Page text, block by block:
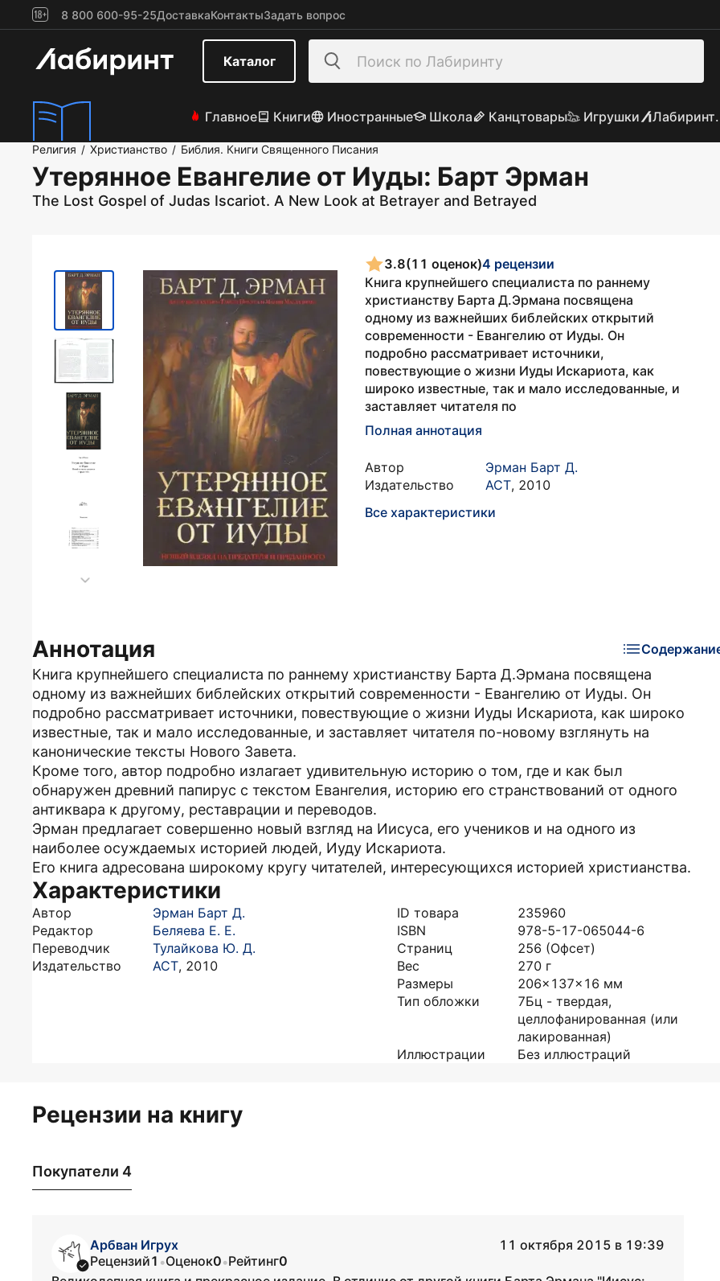
8 800 600-95-25ДоставкаКонтактыЗадать вопрос
Каталог
Главное Книги Иностранные Школа Канцтовары Игрушки
Религия / Христианство / Библия. Книги Священного Писания
Утерянное Евангелие от Иуды: Барт Эрман
The Lost Gospel of Judas Iscariot. A New Look at Betrayer and Betrayed
3.8(11 оценок)4 рецензии
Книга крупнейшего специалиста по раннему
христианству Барта Д.Эрмана посвящена
одному из важнейших библейских открытий
современности - Евангелию от Иуды. Он
подробно рассматривает источники,
повествующие о жизни Иуды Искариота, как
широко известные, так и мало исследованные, и
заставляет читателя по
Полная аннотация
Автор
Эрман Барт Д.
Издательство
АСТ, 2010
Все характеристики
Аннотация
Книга крупнейшего специалиста по раннему христианству Барта Д.Эрмана посвящена
одному из важнейших библейских открытий современности - Евангелию от Иуды. Он
подробно рассматривает источники, повествующие о жизни Иуды Искариота, как широко
известные, так и мало исследованные, и заставляет читателя по-новому взглянуть на
канонические тексты Нового Завета.
Кроме того, автор подробно излагает удивительную историю о том, где и как был
обнаружен древний папирус с текстом Евангелия, историю его странствований от одного
антиквара к другому, реставрации и переводов.
Эрман предлагает совершенно новый взгляд на Иисуса, его учеников и на одного из
наиболее осуждаемых историей людей, Иуду Искариота.
Его книга адресована широкому кругу читателей, интересующихся историей христианства.
Характеристики
Автор
Эрман Барт Д.
Редактор
Беляева Е. Е.
Переводчик
Тулайкова Ю. Д.
Издательство
АСТ, 2010
ID товара
235960
ISBN
978-5-17-065044-6
Страниц
256 (Офсет)
Вес
270 г
Размеры
206x137x16 мм
Тип обложки
7Бц - твердая,
целлофанированная (или
лакированная)
Иллюстрации
Без иллюстраций
Рецензии на книгу
Покупатели 4
Арбван Игрух
11 октября 2015 в 19:39
Рецензий1 •Оценок0•Рейтинг0